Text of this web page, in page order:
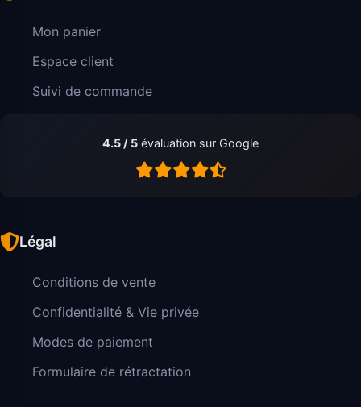
Mon panier
Espace client
Suivi de commande
4.5 / 5 évaluation sur Google
Légal
Conditions de vente
Confidentialité & Vie privée
Modes de paiement
Formulaire de rétractation